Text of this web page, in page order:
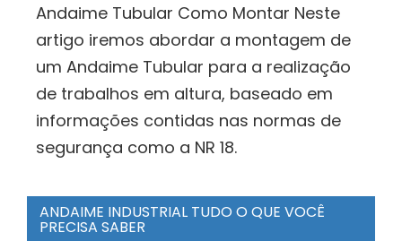
Andaime Tubular Como Montar Neste
artigo iremos abordar a montagem de
um Andaime Tubular para a realização
de trabalhos em altura, baseado em
informações contidas nas normas de
segurança como a NR 18.
ANDAIME INDUSTRIAL TUDO O QUE VOCÊ
PRECISA SABER